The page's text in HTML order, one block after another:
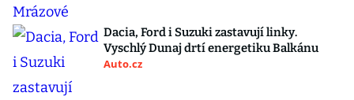
Dacia, Ford i Suzuki zastavují linky.
Vyschlý Dunaj drtí energetiku Balkánu
Auto.cz